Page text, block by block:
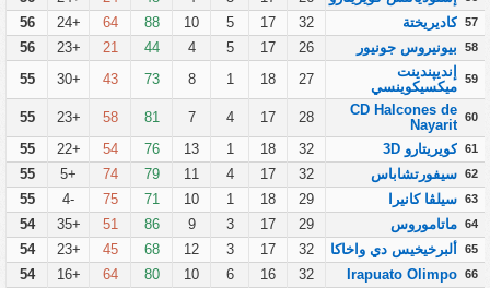
57 كاديريختة 32
17
5
10
88
64
+24
56
58 بيونيروس جونيور 26
17
5
4
44
21
+23
56
59
إنديپندينت
ميكسيكوينسي
27
18
1
8
73
43
+30
55
60
CD Halcones de
Nayarit
28
17
4
7
81
58
+23
55
61 كويريتارو 3D 32
18
1
13
76
54
+22
55
62 سيفورتشاباس 32
17
4
11
79
74
+5
55
63 سيلڤا كانيرا 29
18
1
10
71
75
-4
55
64 ماتاموروس 29
17
3
9
86
51
+35
54
65 ألبرخيخيس دي واخاكا 32
17
3
12
68
45
+23
54
66
Irapuato Olimpo
32
16
6
10
80
64
+16
54